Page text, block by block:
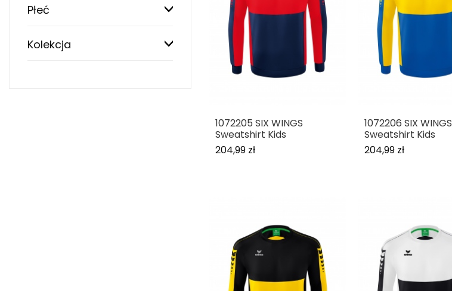
1072205 SIX WINGS
Sweatshirt Kids
204,99 zł
1072206 SIX WINGS
Sweatshirt Kids
204,99 zł
Płeć
Kolekcja